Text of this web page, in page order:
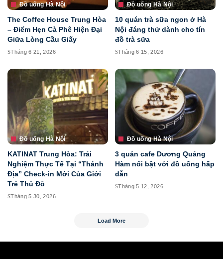
Đồ uống Hà Nội
The Coffee House Trung Hòa
– Điểm Hẹn Cà Phê Hiện Đại
Giữa Lòng Cầu Giấy
Tháng 6 21, 2026
Đồ uống Hà Nội
10 quán trà sữa ngon ở Hà
Nội đáng thử dành cho tín
đồ trà sữa
Tháng 6 15, 2026
Đồ uống Hà Nội
KATINAT Trung Hòa: Trải
Nghiệm Thực Tế Tại “Thánh
Địa” Check-in Mới Của Giới
Trẻ Thủ Đô
Tháng 5 30, 2026
Đồ uống Hà Nội
3 quán cafe Dương Quảng
Hàm nổi bật với đồ uống hấp
dẫn
Tháng 5 12, 2026
Load More